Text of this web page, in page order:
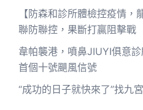
【防森和診所體檢控疫情
聯防聯控，果斷打贏阻擊戰
韋帕襲港，噴鼻JIUYI俱意
首個十號颶風信號
“成功的日子就快來了”找九